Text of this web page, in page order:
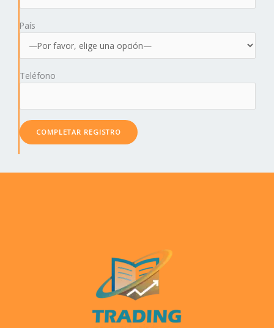
País
Teléfono